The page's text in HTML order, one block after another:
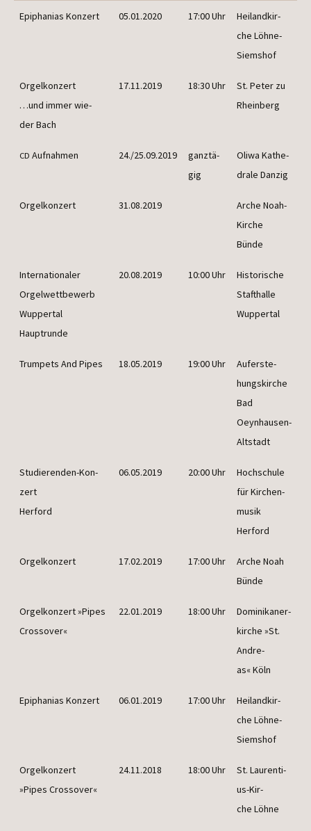
Epi­pha­ni­as Konzert 05.01.2020 17:00 Uhr
Hei­land­kir­
che Löhne-
Siemshof
Orgel­kon­zert
…und immer wie­
der Bach
17.11.2019 18:30 Uhr
St. Peter zu
Rheinberg
CD Auf­nah­men 24./25.09.2019
ganz­tä­
gig
Oli­wa Kathe­
dra­le Danzig
Orgel­kon­zert 31.08.2019
Arche Noah-
Kir­che
Bünde
Inter­na­tio­na­ler
Orgel­wett­be­werb
Wup­per­tal
Hauptrunde
20.08.2019 10:00 Uhr
His­to­ri­sche
Stafthal­le
Wuppertal
Trumpets And Pipes 18.05.2019 19:00 Uhr
Auf­er­ste­
hungs­kir­che
Bad
Oeynhausen-
Altstadt
Stu­die­ren­den-Kon­
zert
Herford
06.05.2019 20:00 Uhr
Hoch­schu­le
für Kir­chen­
mu­sik
Herford
Orgel­kon­zert 17.02.2019 17:00 Uhr
Arche Noah
Bünde
Orgel­kon­zert »Pipes
Crossover«
22.01.2019 18:00 Uhr
Domi­ni­ka­ner­
kir­che »St.
Andre­
as« Köln
Epi­pha­ni­as Konzert 06.01.2019 17:00 Uhr
Hei­land­kir­
che Löhne-
Siemshof
Orgel­kon­zert
»Pipes Crossover«
24.11.2018 18:00 Uhr
St. Lau­ren­ti­
us-Kir­
che Löhne